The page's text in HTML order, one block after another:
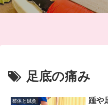
足底の痛み
整体と鍼灸
踵や